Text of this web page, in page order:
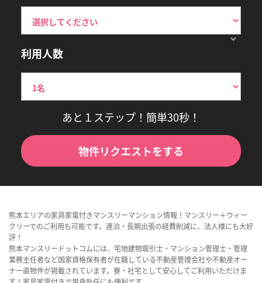
利用人数
あと１ステップ！簡単30秒！
物件リクエストをする
熊本エリアの家具家電付きマンスリーマンション情報！マンスリー＋ウィー
クリーでのご利用も可能です。連泊・長期出張の経費削減に、法人様にも大好
評！
熊本マンスリードットコムには、宅地建物取引士・マンション管理士・管理
業務主任者など国家資格保有者が在籍している不動産管理会社や不動産オー
ナー直物件が掲載されています。寮・社宅として安心してご利用いただけま